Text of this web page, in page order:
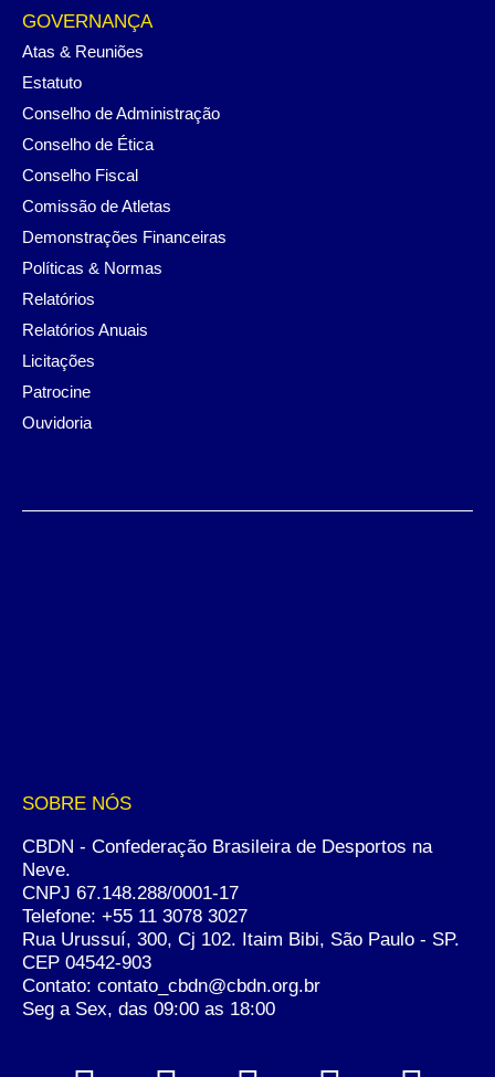
GOVERNANÇA
Atas & Reuniões
Estatuto
Conselho de Administração
Conselho de Ética
Conselho Fiscal
Comissão de Atletas
Demonstrações Financeiras
Políticas & Normas
Relatórios
Relatórios Anuais
Licitações
Patrocine
Ouvidoria
SOBRE NÓS
CBDN - Confederação Brasileira de Desportos na
Neve.
CNPJ 67.148.288/0001-17
Telefone: +55 11 3078 3027
Rua Urussuí, 300, Cj 102. Itaim Bibi, São Paulo - SP.
CEP 04542-903
Contato: contato_cbdn@cbdn.org.br
Seg a Sex, das 09:00 as 18:00